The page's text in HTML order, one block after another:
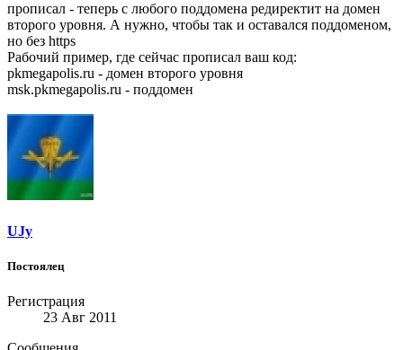
прописал - теперь с любого поддомена редиректит на домен
второго уровня. А нужно, чтобы так и оставался поддоменом,
но без https
Рабочий пример, где сейчас прописал ваш код:
pkmegapolis.ru - домен второго уровня
msk.pkmegapolis.ru - поддомен
UJy
Постоялец
Регистрация
23 Авг 2011